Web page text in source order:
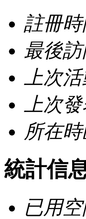
註冊
最後
上次
上次
所在
統計信
已用